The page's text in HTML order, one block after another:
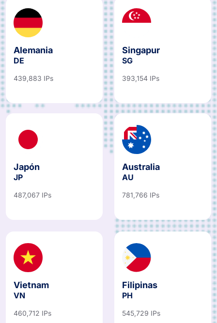
Alemania
DE
439,883 IPs
Singapur
SG
393,154 IPs
Japón
JP
487,067 IPs
Australia
AU
781,766 IPs
Vietnam
VN
460,712 IPs
Filipinas
PH
545,729 IPs